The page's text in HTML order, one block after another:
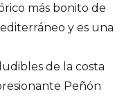
más bonito de
y es una
de la costa
Peñón